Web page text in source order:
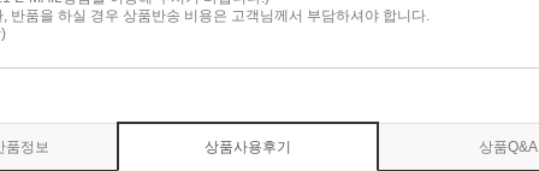
반품을 하실 경우 상품반송 비용은 고객님께서 부담하셔야 합니다.
품정보 상품사용후기 상품Q&A